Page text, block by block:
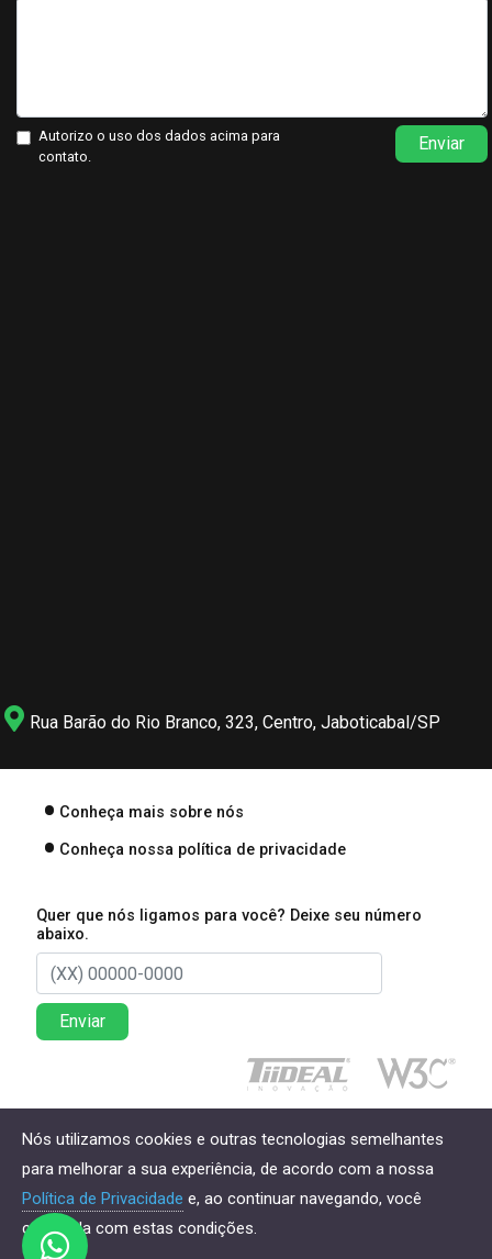
Autorizo o uso dos dados acima para
contato.
Enviar
Rua Barão do Rio Branco, 323, Centro, Jaboticabal/SP
Conheça mais sobre nós
Conheça nossa política de privacidade
Quer que nós ligamos para você? Deixe seu número
abaixo.
Enviar
Direitos reservados à Lima Associados Contabilidade
Empresarial - 2026
Nós utilizamos cookies e outras tecnologias semelhantes
para melhorar a sua experiência, de acordo com a nossa
Política de Privacidade e, ao continuar navegando, você
concorda com estas condições.